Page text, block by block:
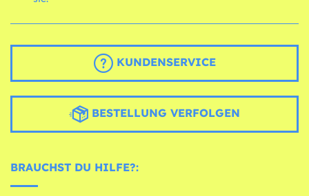
KUNDENSERVICE
BESTELLUNG VERFOLGEN
BRAUCHST DU HILFE?: